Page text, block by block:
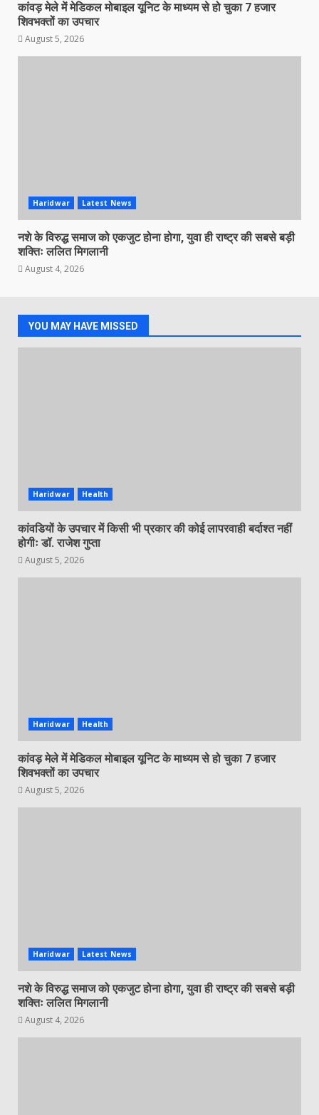
कांवड़ मेले में मेडिकल मोबाइल यूनिट के माध्यम से हो चुका 7 हजार
शिवभक्तों का उपचार
August 5, 2026
Haridwar Latest News
नशे के विरुद्ध समाज को एकजुट होना होगा, युवा ही राष्ट्र की सबसे बड़ी
शक्तिः ललित मिगलानी
August 4, 2026
YOU MAY HAVE MISSED
Haridwar Health
कांवडियों के उपचार में किसी भी प्रकार की कोई लापरवाही बर्दाश्त नहीं
होगीः डॉ. राजेश गुप्ता
August 5, 2026
Haridwar Health
कांवड़ मेले में मेडिकल मोबाइल यूनिट के माध्यम से हो चुका 7 हजार
शिवभक्तों का उपचार
August 5, 2026
Haridwar Latest News
नशे के विरुद्ध समाज को एकजुट होना होगा, युवा ही राष्ट्र की सबसे बड़ी
शक्तिः ललित मिगलानी
August 4, 2026